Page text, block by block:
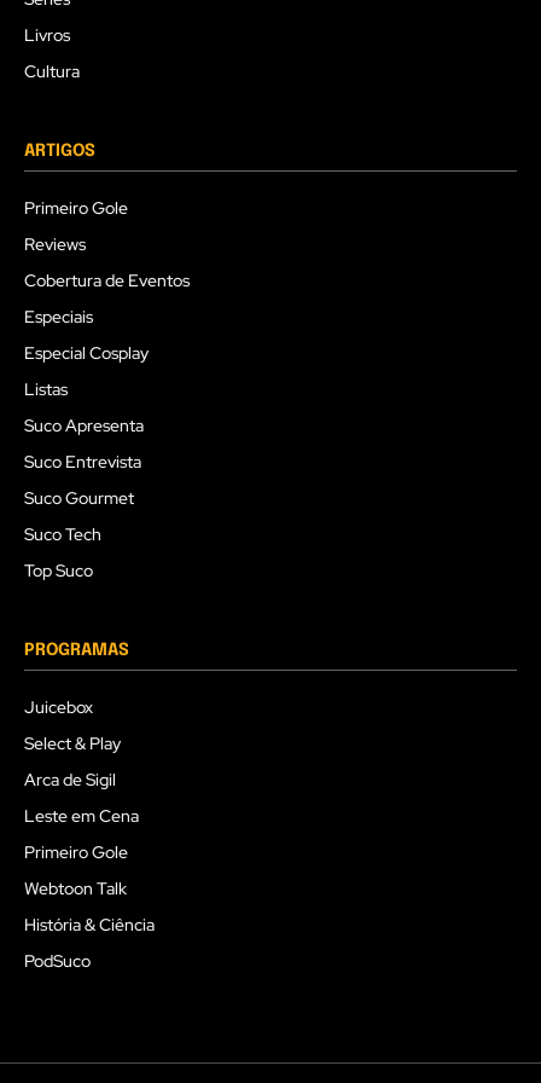
Livros
Cultura
ARTIGOS
Primeiro Gole
Reviews
Cobertura de Eventos
Especiais
Especial Cosplay
Listas
Suco Apresenta
Suco Entrevista
Suco Gourmet
Suco Tech
Top Suco
PROGRAMAS
Juicebox
Select & Play
Arca de Sigil
Leste em Cena
Primeiro Gole
Webtoon Talk
História & Ciência
PodSuco